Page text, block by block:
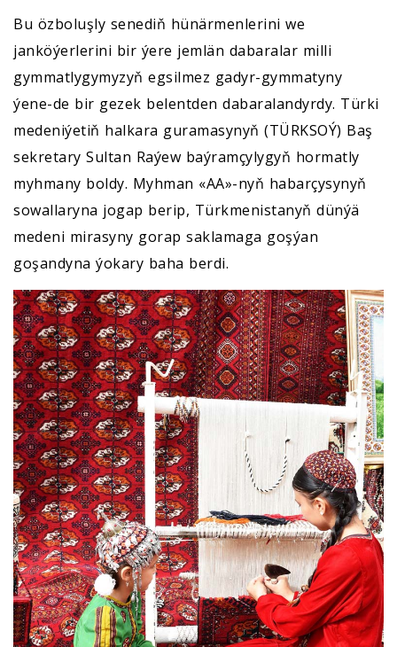
Bu özboluşly senediň hünärmenlerini we
janköýerlerini bir ýere jemlän dabaralar milli
gymmatlygymyzyň egsilmez gadyr-gymmatyny
ýene-de bir gezek belentden dabaralandyrdy. Türki
medeniýetiň halkara guramasynyň (TÜRKSOÝ) Baş
sekretary Sultan Raýew baýramçylygyň hormatly
myhmany boldy. Myhman «AA»-nyň habarçysynyň
sowallaryna jogap berip, Türkmenistanyň dünýä
medeni mirasyny gorap saklamaga goşýan
goşandyna ýokary baha berdi.